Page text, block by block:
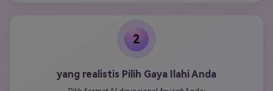
2
yang realistis Pilih Gaya Ilahi Anda